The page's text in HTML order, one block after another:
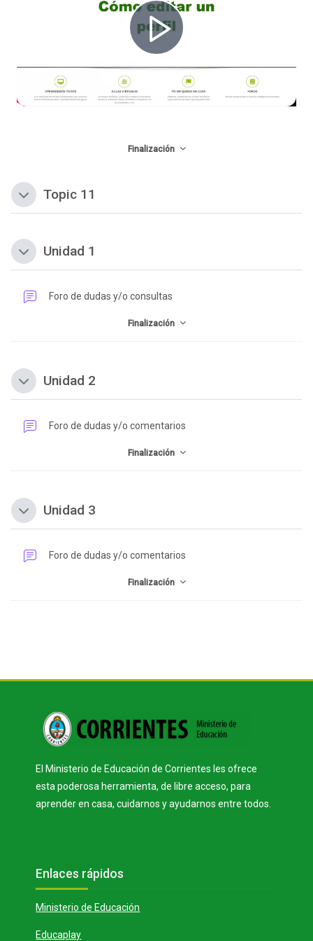
V
d
e
o
d
u
c
i
r
V
d
o
Finalización
R
e
r
o
d
u
c
r
í
d
e
ColapsarTopic 11
ColapsarUnidad 1
Foro de dudas y/o consultas
Finalización
ColapsarUnidad 2
Foro de dudas y/o comentarios
Finalización
ColapsarUnidad 3
Foro de dudas y/o comentarios
Finalización
El Ministerio de Educación de Corrientes les ofrece
esta poderosa herramienta, de libre acceso, para
aprender en casa, cuidarnos y ayudarnos entre todos.
Bloques
Enlaces rápidos
Ministerio de Educación
Educaplay